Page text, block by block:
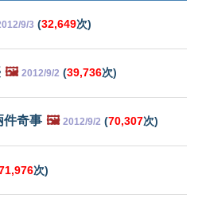
9/3 (32,649次)
🖼️ 2012/9/2 (39,736次)
件奇事 🖼️ 2012/9/2 (70,307次)
次)